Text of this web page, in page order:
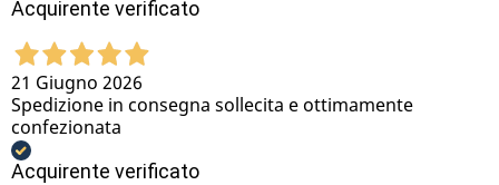
Acquirente verificato
21 Giugno 2026
Spedizione in consegna sollecita e ottimamente
confezionata
Acquirente verificato